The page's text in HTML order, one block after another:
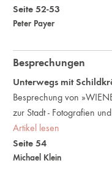
Seite 52-53
Peter Payer
Besprechungen
Seite 54
Michael Klein
Unterwegs mit
Besprechung von
zur Stadt - Fotografien
Artikel lesen